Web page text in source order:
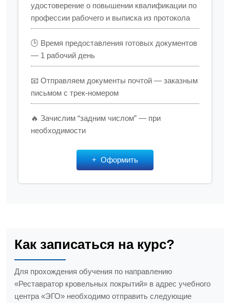
удостоверение о повышении квалификации по
профессии рабочего и выписка из протокола
🕒 Время предоставления готовых документов
— 1 рабочий день
📧 Отправляем документы почтой — заказным
письмом с трек-номером
🔥 Зачислим “задним числом” — при
необходимости
Оформить
Как записаться на курс?
Для прохождения обучения по направлению
«Реставратор кровельных покрытий» в адрес учебного
центра «ЭГО» необходимо отправить следующие